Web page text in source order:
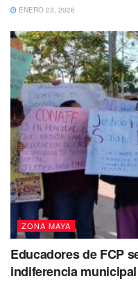
ENERO 23, 2026
ZONA MAYA
Educadores de FCP
indiferencia municipal